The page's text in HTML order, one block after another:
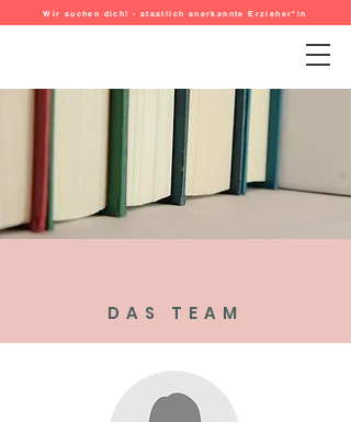
Wir suchen dich! - staatlich anerkannte Erzieher*in
DAS TEAM